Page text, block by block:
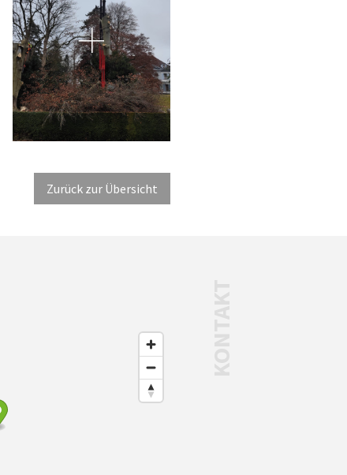
Zurück zur Übersicht